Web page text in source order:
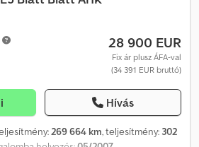
28 900 EUR
Fix ár plusz ÁFA-val
(34 391 EUR bruttó)
Hívás
269 664 km, teljesítmény: 302